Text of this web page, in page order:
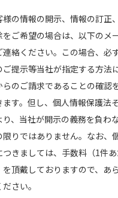
様の情報の開示、情報の訂正
をご希望の場合は、以下のメ
連絡ください。この場合、必
ご提示等当社が指定する方法
らのご請求であることの確認
ます。但し、個人情報保護法
り、当社が開示の義務を負わ
限りではありません。なお、
つきましては、手数料（1件
を頂戴しておりますので、あ
さい。